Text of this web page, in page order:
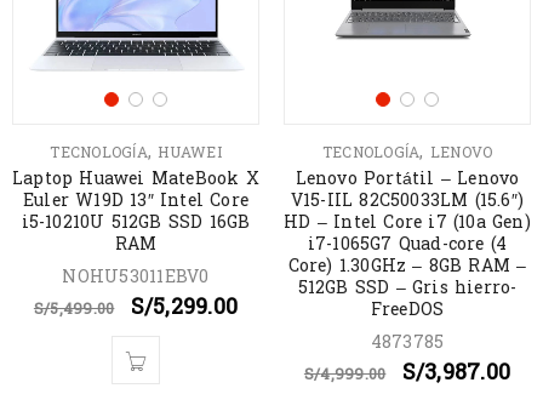
TECNOLOGÍA, HUAWEI
Laptop Huawei MateBook X
Euler W19D 13″ Intel Core
i5-10210U 512GB SSD 16GB
RAM
NOHU53011EBV0
S/5,499.00 S/5,299.00
TECNOLOGÍA, LENOVO
Lenovo Portátil – Lenovo
V15-IIL 82C50033LM (15.6″)
HD – Intel Core i7 (10a Gen)
i7-1065G7 Quad-core (4
Core) 1.30GHz – 8GB RAM –
512GB SSD – Gris hierro-
FreeDOS
4873785
S/4,999.00 S/3,987.00